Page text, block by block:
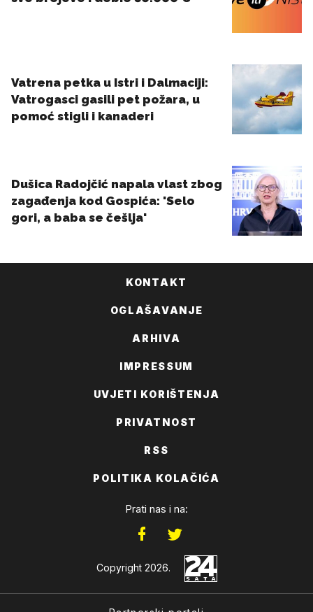
KONTAKT
OGLAŠAVANJE
ARHIVA
IMPRESSUM
UVJETI KORIŠTENJA
PRIVATNOST
RSS
POLITIKA KOLAČIĆA
Prati nas i na:
Copyright 2026.